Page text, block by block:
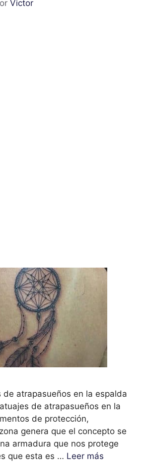
Victor
de atrapasueños en la espalda
de atrapasueños en la
de protección,
genera que el concepto se
armadura que nos protege
que esta es … Leer más